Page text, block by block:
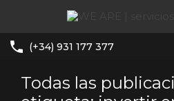
(+34) 931 177 377
Todas las